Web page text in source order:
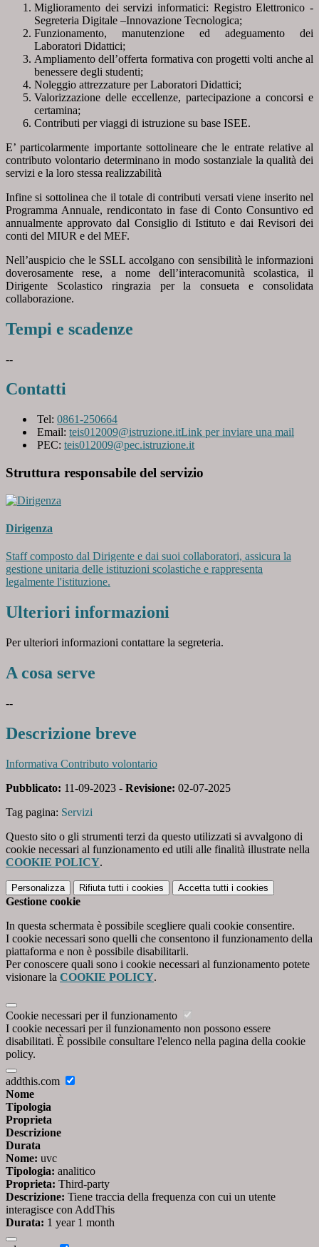
Miglioramento dei servizi informatici: Registro Elettronico -
Segreteria Digitale –Innovazione Tecnologica;
Funzionamento, manutenzione ed adeguamento dei
Laboratori Didattici;
Ampliamento dell’offerta formativa con progetti volti anche al
benessere degli studenti;
Noleggio attrezzature per Laboratori Didattici;
Valorizzazione delle eccellenze, partecipazione a concorsi e
certamina;
Contributi per viaggi di istruzione su base ISEE.
E’ particolarmente importante sottolineare che le entrate relative al
contributo volontario determinano in modo sostanziale la qualità dei
servizi e la loro stessa realizzabilità
Infine si sottolinea che il totale di contributi versati viene inserito nel
Programma Annuale, rendicontato in fase di Conto Consuntivo ed
annualmente approvato dal Consiglio di Istituto e dai Revisori dei
conti del MIUR e del MEF.
Nell’auspicio che le SSLL accolgano con sensibilità le informazioni
doverosamente rese, a nome dell’interacomunità scolastica, il
Dirigente Scolastico ringrazia per la consueta e consolidata
collaborazione.
Tempi e scadenze
--
Contatti
Tel: 0861-250664
Email: teis012009@istruzione.itLink per inviare una mail
PEC: teis012009@pec.istruzione.it
Struttura responsabile del servizio
Dirigenza
Staff composto dal Dirigente e dai suoi collaboratori, assicura la
gestione unitaria delle istituzioni scolastiche e rappresenta
legalmente l'istituzione.
Ulteriori informazioni
Per ulteriori informazioni contattare la segreteria.
A cosa serve
--
Descrizione breve
Informativa Contributo volontario
Pubblicato: 11-09-2023 - Revisione: 02-07-2025
Tag pagina: Servizi
Questo sito o gli strumenti terzi da questo utilizzati si avvalgono di
cookie necessari al funzionamento ed utili alle finalità illustrate nella
COOKIE POLICY.
Personalizza Rifiuta tutti i cookies Accetta tutti i cookies
Gestione cookie
In questa schermata è possibile scegliere quali cookie consentire.
I cookie necessari sono quelli che consentono il funzionamento della
piattaforma e non è possibile disabilitarli.
Per conoscere quali sono i cookie necessari al funzionamento potete
visionare la COOKIE POLICY.
Cookie necessari per il funzionamento
I cookie necessari per il funzionamento non possono essere
disabilitati. È possibile consultare l'elenco nella pagina della cookie
policy.
addthis.com
Nome
Tipologia
Proprieta
Descrizione
Durata
Nome: uvc
Tipologia: analitico
Proprieta: Third-party
Descrizione: Tiene traccia della frequenza con cui un utente
interagisce con AddThis
Durata: 1 year 1 month